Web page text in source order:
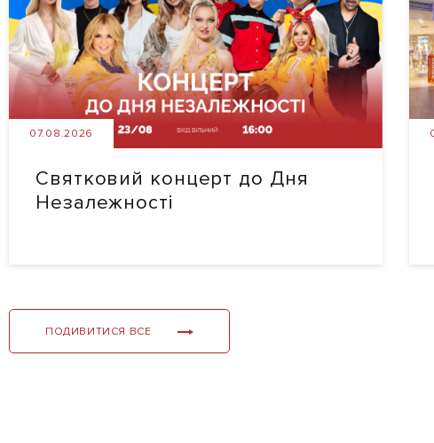
07.08.2026
Святковий концерт до Дня
Незалежності
ПОДИВИТИСЯ ВСЕ